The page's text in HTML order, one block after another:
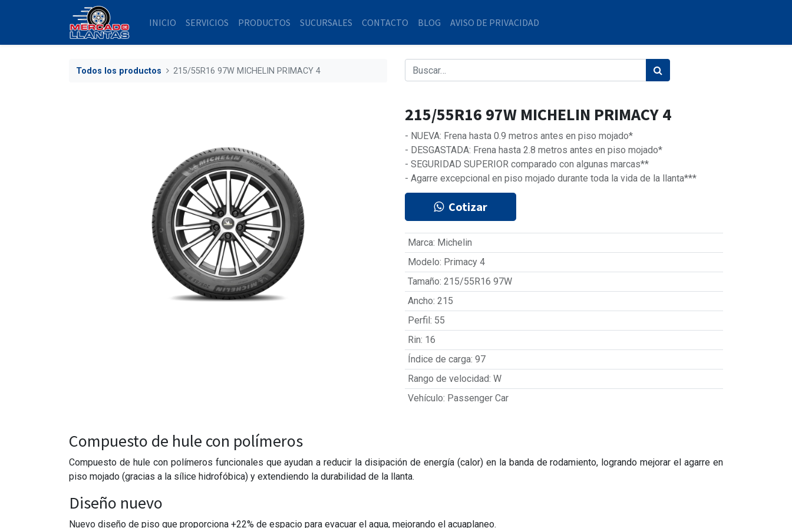
INICIO SERVICIOS PRODUCTOS SUCURSALES CONTACTO BLOG AVISO DE PRIVACIDAD
Todos los productos 215/55R16 97W MICHELIN PRIMACY 4
215/55R16 97W MICHELIN PRIMACY 4
- NUEVA: Frena hasta 0.9 metros antes en piso mojado*
- DESGASTADA: Frena hasta 2.8 metros antes en piso mojado*
- SEGURIDAD SUPERIOR comparado con algunas marcas**
- Agarre excepcional en piso mojado durante toda la vida de la llanta***
Cotizar
Marca: Michelin
Modelo: Primacy 4
Tamaño: 215/55R16 97W
Ancho: 215
Perfil: 55
Rin: 16
Índice de carga: 97
Rango de velocidad: W
Vehículo: Passenger Car
Compuesto de hule con polímeros
Compuesto de hule con polímeros funcionales que ayudan a reducir la disipación de energía (calor) en la banda de rodamiento, logrando mejorar el agarre en
piso mojado (gracias a la sílice hidrofóbica) y extendiendo la durabilidad de la llanta.
Diseño nuevo
Nuevo diseño de piso que proporciona +22% de espacio para evacuar el agua, mejorando el acuaplaneo.